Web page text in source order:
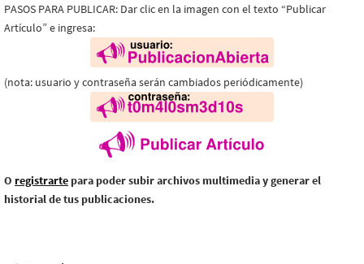
PASOS PARA PUBLICAR: Dar clic en la imagen con el texto “Publicar
Artículo” e ingresa:
(nota: usuario y contraseña serán cambiados periódicamente)
O registrarte para poder subir archivos multimedia y generar el
historial de tus publicaciones.